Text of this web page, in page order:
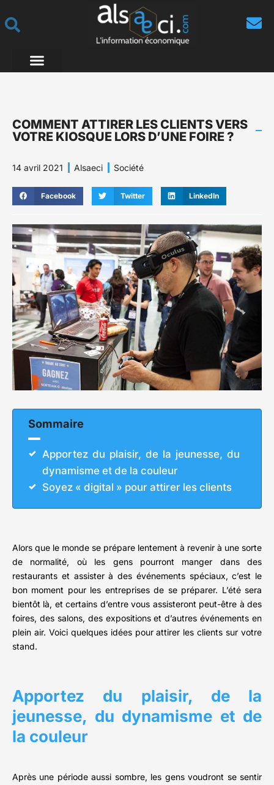
COMMENT ATTIRER LES CLIENTS VERS
VOTRE KIOSQUE LORS D’UNE FOIRE ?
14 avril 2021 Alsaeci Société
Facebook Twitter LinkedIn
Sommaire
Apportez du plaisir, de la jeunesse, du
dynamisme et de la couleur
Soyez « digital » pour attirer les clients
Alors que le monde se prépare lentement à revenir à une sorte
de normalité, où les gens pourront manger dans des
restaurants et assister à des événements spéciaux, c’est le
bon moment pour les entreprises de se préparer. L’été sera
bientôt là, et certains d’entre vous assisteront peut-être à des
foires, des salons, des expositions et d’autres événements en
plein air. Voici quelques idées pour attirer les clients sur votre
stand.
Apportez du plaisir, de la
jeunesse, du dynamisme et de
la couleur
Après une période aussi sombre, les gens voudront se sentir